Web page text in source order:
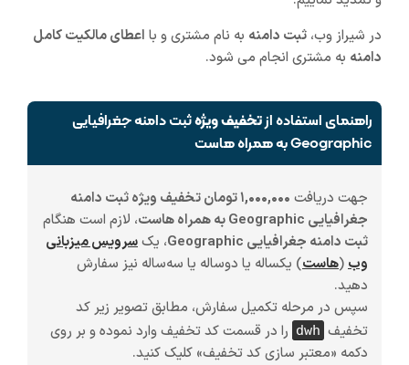
در شیراز وب، ثبت دامنه به نام مشتری و با اعطای مالکیت کامل
دامنه به مشتری انجام می شود.
راهنمای استفاده ازتخفیف ویژهثبت دامنه جغرافیایی
Geographic به همراه هاست
جهت دریافت
۱,۰۰۰,۰۰۰ تومان تخفیف ویژه ثبت دامنه
جغرافیایی Geographic به همراه هاست
، لازم است هنگام
ثبت دامنه جغرافیایی Geographic
، یکسرویس میزبانی
وب(هاست) یکساله یا دوساله یا سه‌ساله نیز سفارش
دهید.
سپس در مرحله تکمیل سفارش، مطابق تصویر زیر کد
تخفیف dwh را در قسمت کد تخفیف وارد نموده و بر روی
دکمه «معتبر سازی کد تخفیف» کلیک کنید.